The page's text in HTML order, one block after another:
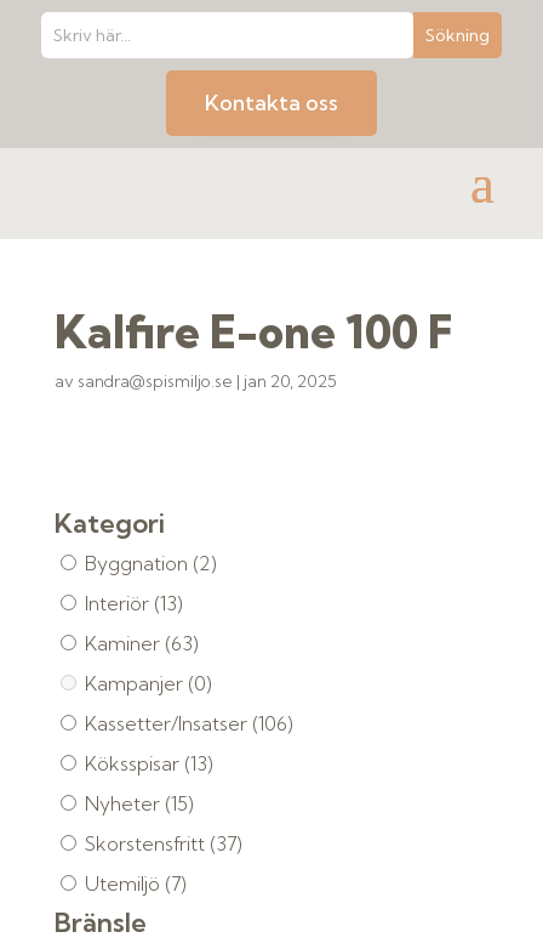
Kontakta oss
Kalfire E-one 100 F
av sandra@spismiljo.se | jan 20, 2025
Kategori
Byggnation (2)
Interiör (13)
Kaminer (63)
Kampanjer (0)
Kassetter/Insatser (106)
Köksspisar (13)
Nyheter (15)
Skorstensfritt (37)
Utemiljö (7)
Bränsle